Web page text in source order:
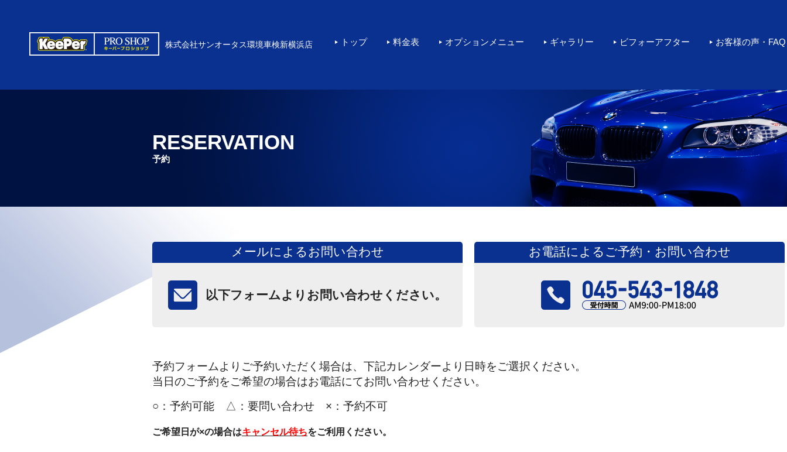
トップ 料金表 オプションメニュー ギャラリー ビフォーアフター お客様の声・FAQ
株式会社サンオータス環境車検新横浜店 横浜で高品質なKeePerカーコーティングをするなら環
RESERVATION
予約
メールによるお問い合わせ
以下フォームよりお問い合わせください。
お電話によるご予約・お問い合わせ
予約フォームよりご予約いただく場合は、下記カレンダーより日時をご選択ください。
当日のご予約をご希望の場合はお電話にてお問い合わせください。
○： 予約可能 △：要問い合わせ ×：予約不可
ご希望日が×の場合はキャンセル待ちをご利用ください。